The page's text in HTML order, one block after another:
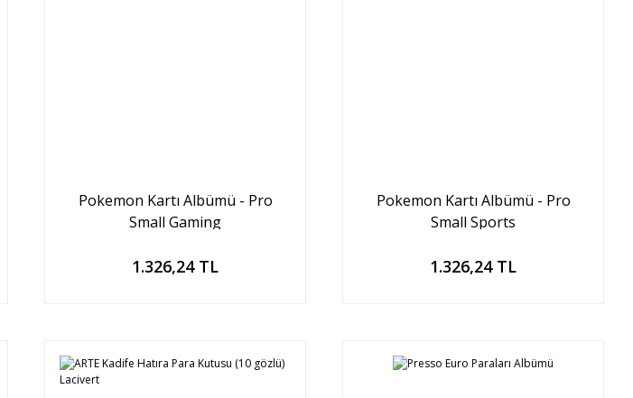
Pokemon Kartı Albümü - Pro
Small Gaming
1.326,24 TL
Sepete Ekle
Pokemon Kartı Albümü - Pro
Small Sports
1.326,24 TL
Sepete Ekle